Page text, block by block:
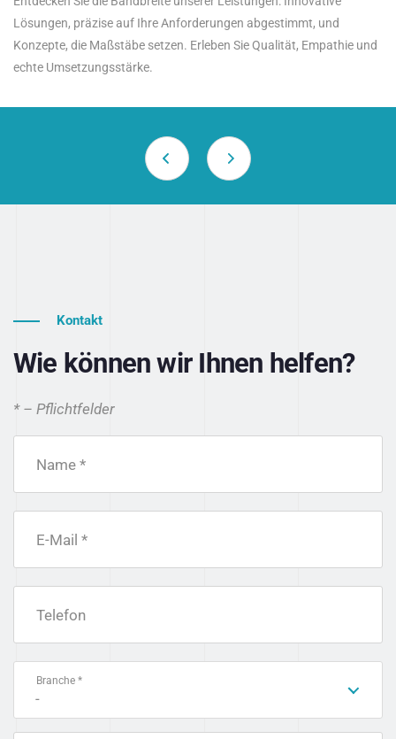
Lösungen, präzise auf Ihre Anforderungen abgestimmt, und
Konzepte, die Maßstäbe setzen. Erleben Sie Qualität, Empathie und
echte Umsetzungsstärke.
Kontakt
Wie können wir Ihnen helfen?
* – Pflichtfelder
Name *
E-Mail *
Telefon
Branche *
-